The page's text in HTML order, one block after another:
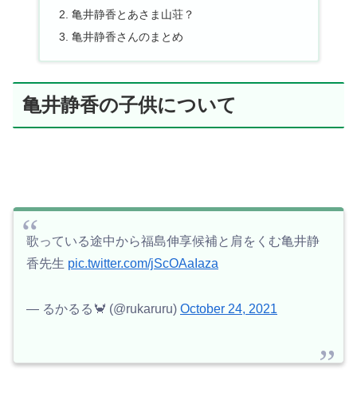
亀井静香とあさま山荘？
亀井静香さんのまとめ
亀井静香の子供について
歌っている途中から福島伸享候補と肩をくむ亀井静
香先生 pic.twitter.com/jScOAaIaza
— るかるる🦀 (@rukaruru) October 24, 2021